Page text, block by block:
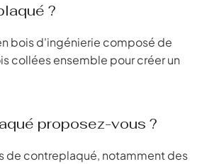
?
bois d'ingénierie composé de
collées ensemble pour créer un
proposez-vous ?
de contreplaqué, notamment des